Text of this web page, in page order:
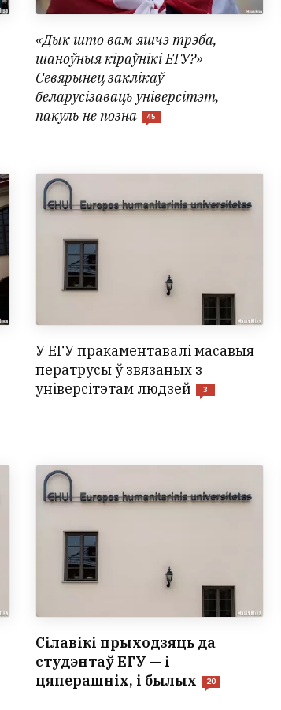
«Дык што вам яшчэ трэба,
шаноўныя кіраўнікі ЕГУ?»
Севярынец заклікаў
беларусізаваць універсітэт,
пакуль не позна
45
У ЕГУ пракаментавалі масавыя
ператрусы ў звязаных з
універсітэтам людзей
3
Сілавікі прыходзяць да
студэнтаў ЕГУ — і
цяперашніх, і былых
20